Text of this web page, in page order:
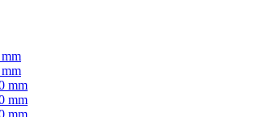
mm
mm
mm